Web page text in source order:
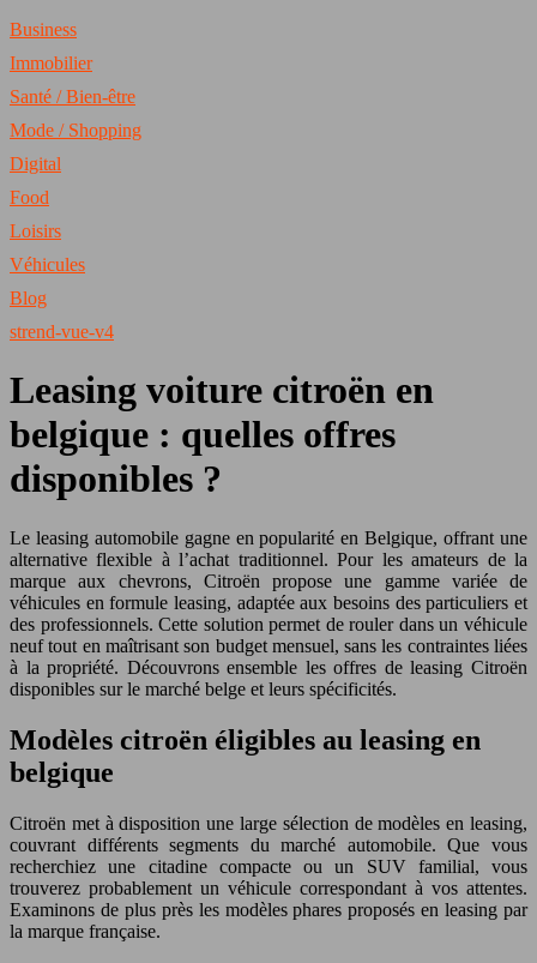
Business
Immobilier
Santé / Bien-être
Mode / Shopping
Digital
Food
Loisirs
Véhicules
Blog
strend-vue-v4
Leasing voiture citroën en
belgique : quelles offres
disponibles ?
Le leasing automobile gagne en popularité en Belgique, offrant une
alternative flexible à l’achat traditionnel. Pour les amateurs de la
marque aux chevrons, Citroën propose une gamme variée de
véhicules en formule leasing, adaptée aux besoins des particuliers et
des professionnels. Cette solution permet de rouler dans un véhicule
neuf tout en maîtrisant son budget mensuel, sans les contraintes liées
à la propriété. Découvrons ensemble les offres de leasing Citroën
disponibles sur le marché belge et leurs spécificités.
Modèles citroën éligibles au leasing en
belgique
Citroën met à disposition une large sélection de modèles en leasing,
couvrant différents segments du marché automobile. Que vous
recherchiez une citadine compacte ou un SUV familial, vous
trouverez probablement un véhicule correspondant à vos attentes.
Examinons de plus près les modèles phares proposés en leasing par
la marque française.